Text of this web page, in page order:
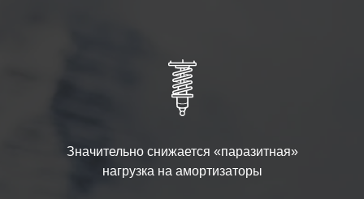
Значительно снижается «паразитная»
нагрузка на амортизаторы